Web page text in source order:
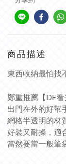
商品描述
東西收納最怕找
鄭重推薦【DF看
出門在外的好幫
網格半透明的材
好裝又耐操，適
當然要當一般筆